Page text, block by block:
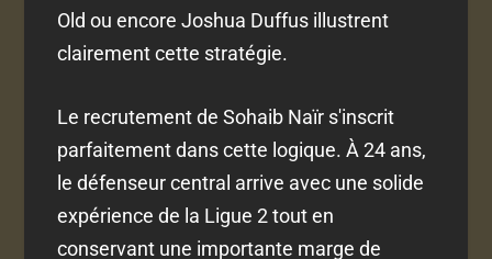
Old ou encore Joshua Duffus illustrent
clairement cette stratégie.
Le recrutement de Sohaib Naïr s'inscrit
parfaitement dans cette logique. À 24 ans,
le défenseur central arrive avec une solide
expérience de la Ligue 2 tout en
conservant une importante marge de